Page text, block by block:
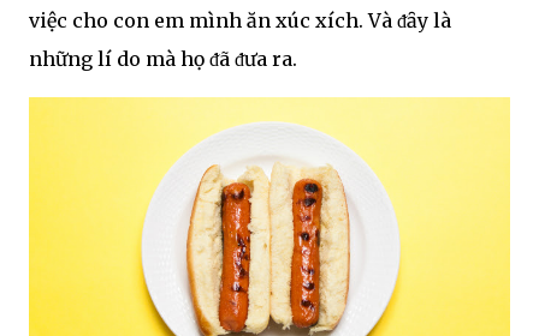
việc cho con em mình ăn xúc xích. Và ᵭȃy là
những lí do mà họ ᵭã ᵭưa ra.